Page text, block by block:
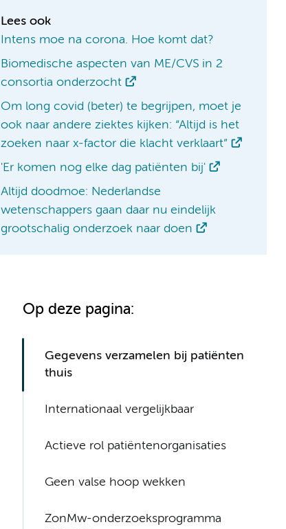
Lees ook
Intens moe na corona. Hoe komt dat?
Biomedische aspecten van ME/CVS in 2
consortia onderzocht
Om long covid (beter) te begrijpen, moet je
ook naar andere ziektes kijken: “Altijd is het
zoeken naar x-factor die klacht verklaart”
'Er komen nog elke dag patiënten bij'
Altijd doodmoe: Nederlandse
wetenschappers gaan daar nu eindelijk
grootschalig onderzoek naar doen
Op deze pagina:
Gegevens verzamelen bij patiënten
thuis
Internationaal vergelijkbaar
Actieve rol patiëntenorganisaties
Geen valse hoop wekken
ZonMw-onderzoeksprogramma